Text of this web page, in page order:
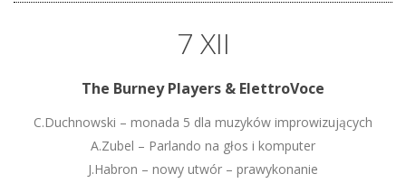
7 XII
The Burney Players & ElettroVoce
C.Duchnowski – monada 5 dla muzyków improwizujących
A.Zubel – Parlando na głos i komputer
J.Habron – nowy utwór – prawykonanie